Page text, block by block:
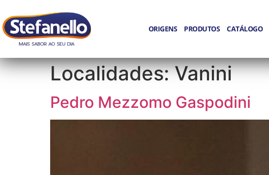
ORIGENS PRODUTOS CATÁLOGO
Localidades:Vanini
Pedro Mezzomo Gaspodini